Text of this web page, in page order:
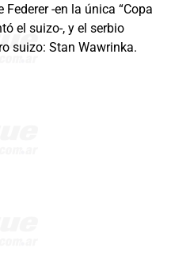
-en la única “Copa
el suizo-, y el serbio
suizo: Stan Wawrinka.